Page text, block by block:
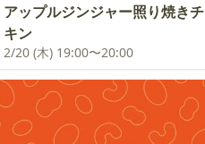
アップルジンジャー照り焼きチ
キン
2/20 (木) 19:00〜20:00